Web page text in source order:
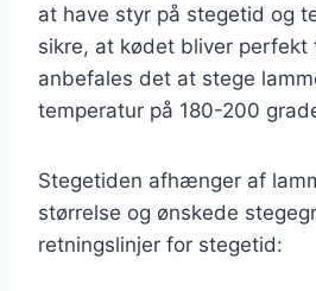
at have styr på stegetid og
sikre, at kødet bliver perfekt
anbefales det at stege
temperatur på 180-200
Stegetiden afhænger af
størrelse og ønskede
retningslinjer for stegetid: